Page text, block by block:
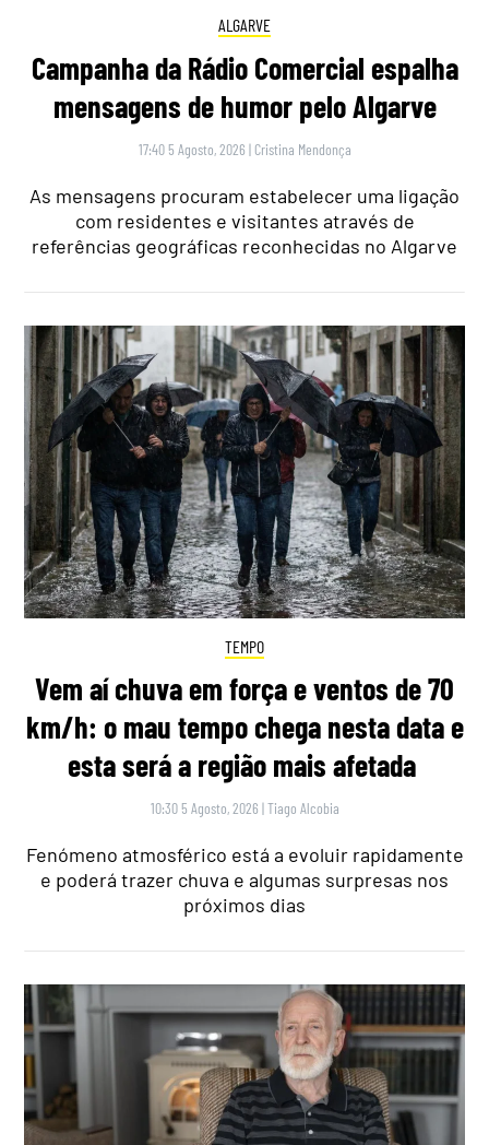
ALGARVE
Campanha da Rádio Comercial espalha
mensagens de humor pelo Algarve
17:40 5 Agosto, 2026 | Cristina Mendonça
As mensagens procuram estabelecer uma ligação
com residentes e visitantes através de
referências geográficas reconhecidas no Algarve
TEMPO
Vem aí chuva em força e ventos de 70
km/h: o mau tempo chega nesta data e
esta será a região mais afetada
10:30 5 Agosto, 2026 |Tiago Alcobia
Fenómeno atmosférico está a evoluir rapidamente
e poderá trazer chuva e algumas surpresas nos
próximos dias